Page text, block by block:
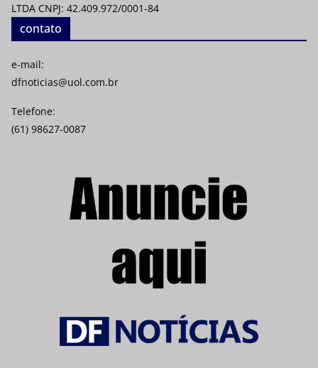
LTDA CNPJ: 42.409.972/0001-84
contato
e-mail:
dfnoticias@uol.com.br
Telefone:
(61) 98627-0087